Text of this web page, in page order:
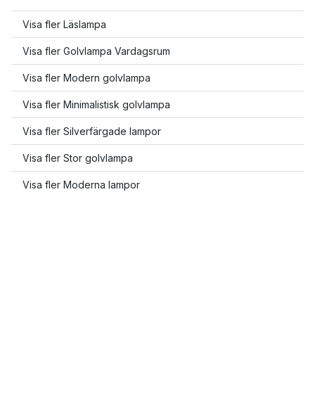
Visa fler Läslampa
Visa fler Golvlampa Vardagsrum
Visa fler Modern golvlampa
Visa fler Minimalistisk golvlampa
Visa fler Silverfärgade lampor
Visa fler Stor golvlampa
Visa fler Moderna lampor